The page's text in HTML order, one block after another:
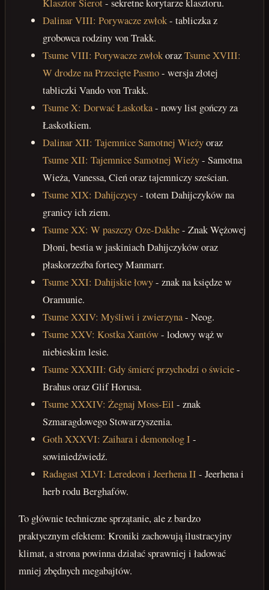
Dalinar VIII: Porywacze zwłok- tabliczka z
grobowca rodziny von Trakk.
Tsume VIII: Porywacze zwłokorazTsume XVIII:
W drodze na Przecięte Pasmo- wersja złotej
tabliczki Vando von Trakk.
Tsume X: Dorwać Łaskotka- nowy list gończy za
Łaskotkiem.
Dalinar XII: Tajemnice Samotnej Wieżyoraz
Tsume XII: Tajemnice Samotnej Wieży- Samotna
Wieża, Vanessa, Cień oraz tajemniczy sześcian.
Tsume XIX: Dahijczycy- totem Dahijczyków na
granicy ich ziem.
Tsume XX: W paszczy Oze-Dakhe- Znak Wężowej
Dłoni, bestia w jaskiniach Dahijczyków oraz
płaskorzeźba fortecy Manmarr.
Tsume XXI: Dahijskie łowy- znak na księdze w
Oramunie.
Tsume XXIV: Myśliwi i zwierzyna- Neog.
Tsume XXV: Kostka Xantów- lodowy wąż w
niebieskim lesie.
Tsume XXXIII: Gdy śmierć przychodzi o świcie-
Brahus oraz Glif Horusa.
Tsume XXXIV: Żegnaj Moss-Eil - znak
Szmaragdowego Stowarzyszenia.
Goth XXXVI: Zaihara i demonolog I -
sowiniedźwiedź.
Radagast XLVI: Leredeon i Jeerhena II - Jeerhena i
herb rodu Berghafów.
To głównie techniczne sprzątanie, ale z bardzo
praktycznym efektem: Kroniki zachowują ilustracyjny
klimat, a strona powinna działać sprawniej i ładować
mniej zbędnych megabajtów.